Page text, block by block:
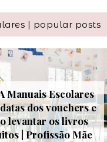
| popular posts
Manuais Escolares
dos vouchers e
levantar os livros
| Profissão Mãe